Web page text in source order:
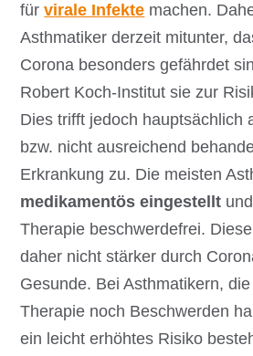
fürvirale Infekte machen.
Asthmatiker derzeit mitunter,
Corona besonders gefährdet
Robert Koch-Institut sie zur
Dies trifft jedoch hauptsächlich
bzw. nicht ausreichend
Erkrankung zu. Die meisten
medikamentös eingestellt
Therapie beschwerdefrei.
daher nicht stärker durch
Gesunde. Bei Asthmatikern,
Therapie noch Beschwerden
ein leicht erhöhtes Risiko